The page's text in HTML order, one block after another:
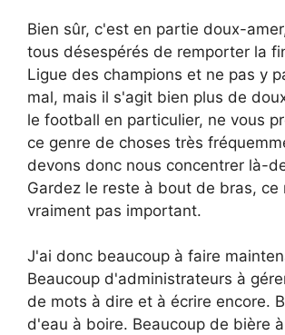
Bien sûr, c'est en partie doux-
tous désespérés de remporter la
Ligue des champions et ne pas y
mal, mais il s'agit bien plus de
le football en particulier, ne vous
ce genre de choses très
devons donc nous concentrer là-
Gardez le reste à bout de bras, ce
vraiment pas important.
J'ai donc beaucoup à faire
Beaucoup d'administrateurs à
de mots à dire et à écrire encore.
d'eau à boire. Beaucoup de bière